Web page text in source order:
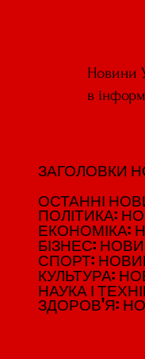
Новини
в
ЗАГОЛОВКИ
ОСТАННІ
ПОЛІТИКА:
ЕКОНОМІКА:
БІЗНЕС:
СПОРТ:
КУЛЬТУРА:
НАУКА І
ЗДОРОВ'Я:
ЗАГОЛОВКИ
ОСТАННІ
ПОЛІТИКА:
ЕКОНОМІКА:
БІЗНЕС:
СПОРТ:
КУЛЬТУРА:
НАУКА І
ЗДОРОВ'Я: